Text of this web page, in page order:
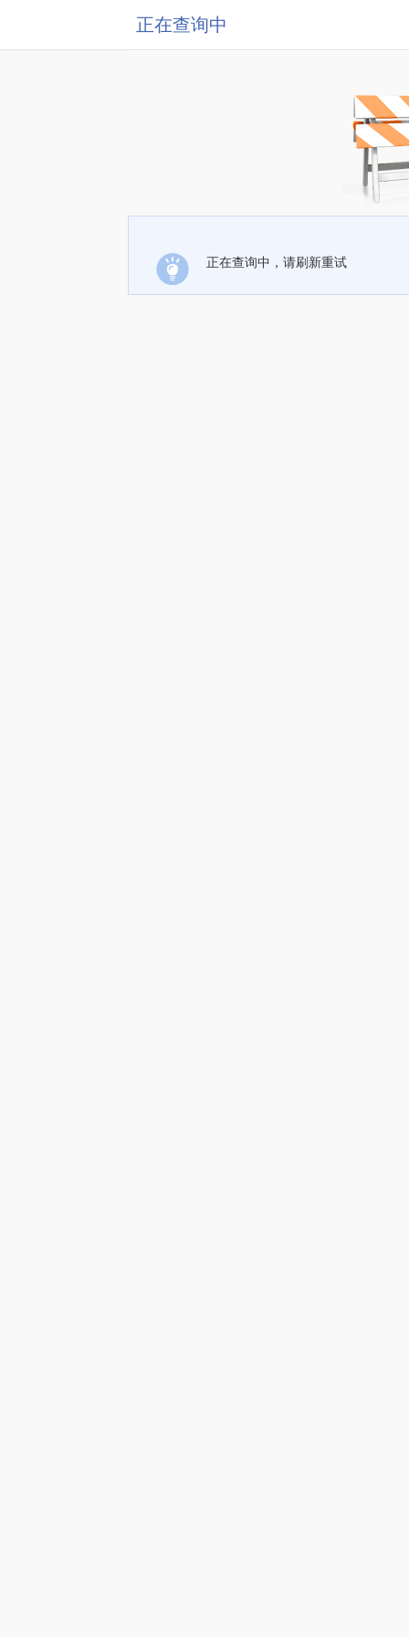
正在查询中
正在查询中，请刷新重试